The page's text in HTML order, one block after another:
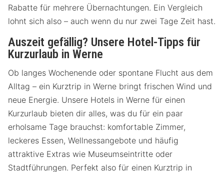
Rabatte für mehrere Übernachtungen. Ein Vergleich
lohnt sich also – auch wenn du nur zwei Tage Zeit hast.
Auszeit gefällig? Unsere Hotel-Tipps für
Kurzurlaub in Werne
Ob langes Wochenende oder spontane Flucht aus dem
Alltag – ein Kurztrip in Werne bringt frischen Wind und
neue Energie. Unsere Hotels in Werne für einen
Kurzurlaub bieten dir alles, was du für ein paar
erholsame Tage brauchst: komfortable Zimmer,
leckeres Essen, Wellnessangebote und häufig
attraktive Extras wie Museumseintritte oder
Stadtführungen. Perfekt also für einen Kurztrip in